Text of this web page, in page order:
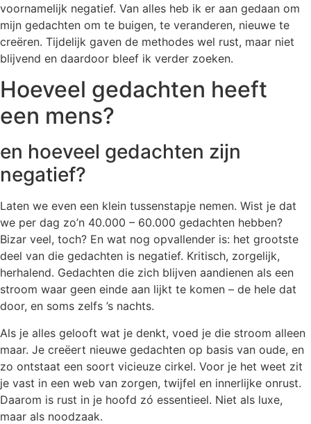
voornamelijk negatief. Van alles heb ik er aan gedaan om
mijn gedachten om te buigen, te veranderen, nieuwe te
creëren. Tijdelijk gaven de methodes wel rust, maar niet
blijvend en daardoor bleef ik verder zoeken.
Hoeveel gedachten heeft
een mens?
en hoeveel gedachten zijn
negatief?
Laten we even een klein tussenstapje nemen. Wist je dat
we per dag zo’n 40.000 – 60.000 gedachten hebben?
Bizar veel, toch? En wat nog opvallender is: het grootste
deel van die gedachten is negatief. Kritisch, zorgelijk,
herhalend. Gedachten die zich blijven aandienen als een
stroom waar geen einde aan lijkt te komen – de hele dat
door, en soms zelfs ’s nachts.
Als je alles gelooft wat je denkt, voed je die stroom alleen
maar. Je creëert nieuwe gedachten op basis van oude, en
zo ontstaat een soort vicieuze cirkel. Voor je het weet zit
je vast in een web van zorgen, twijfel en innerlijke onrust.
Daarom is rust in je hoofd zó essentieel. Niet als luxe,
maar als noodzaak.